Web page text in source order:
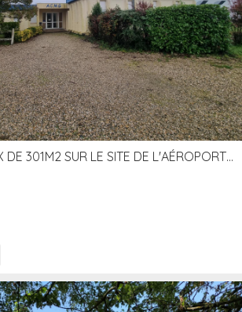
A LOUER BUREAUX DE 301M2 SUR LE SITE DE L'AÉROPORT AGEN LA GARENNE